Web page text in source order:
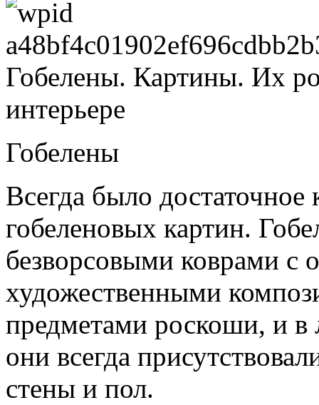
Гобелены
Всегда было достаточное
гобеленовых картин.
безворсовыми коврами с
художественными
предметами роскоши, и
они всегда
стены и пол.